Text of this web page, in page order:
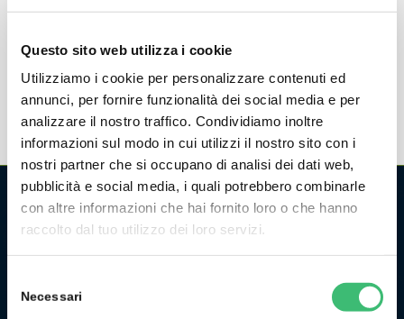
Questo sito web utilizza i cookie
Utilizziamo i cookie per personalizzare contenuti ed
annunci, per fornire funzionalità dei social media e per
analizzare il nostro traffico. Condividiamo inoltre
informazioni sul modo in cui utilizzi il nostro sito con i
nostri partner che si occupano di analisi dei dati web,
pubblicità e social media, i quali potrebbero combinarle
con altre informazioni che hai fornito loro o che hanno
raccolto dal tuo utilizzo dei loro servizi.
delNecessari
CHI SIAMO
La GMC Instruments Italia è la filiale italiana del gruppo
, ed opera nel
settore della misura e del controllo industriale. Fa parte di